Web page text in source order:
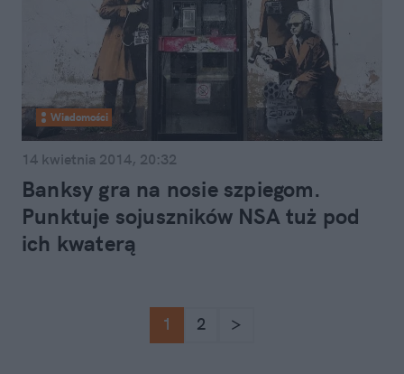
Wiadomości
14 kwietnia 2014, 20:32
Banksy gra na nosie szpiegom.
Punktuje sojuszników NSA tuż pod
ich kwaterą
1 2 >